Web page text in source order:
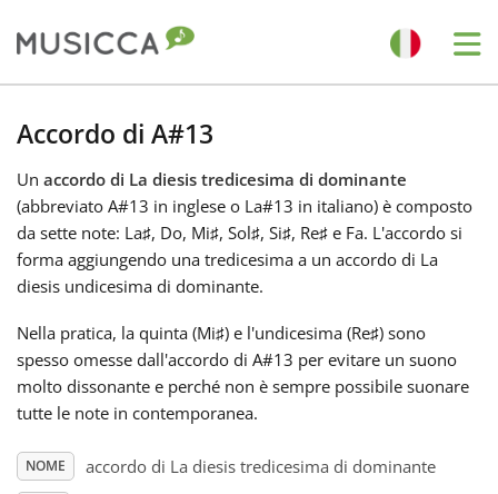
Български
Dansk
Deutsch
Español
Accordo di A#13
Un accordo di La diesis tredicesima di dominante
(abbreviato A#13 in inglese o La#13 in italiano) è composto
da sette note: La♯, Do, Mi♯, Sol♯, Si♯, Re♯ e Fa. L'accordo si
forma aggiungendo una tredicesima a un accordo di La
diesis undicesima di dominante.
Nella pratica, la quinta (Mi♯) e l'undicesima (Re♯) sono
spesso omesse dall'accordo di A#13 per evitare un suono
molto dissonante e perché non è sempre possibile suonare
tutte le note in contemporanea.
NOME accordo di La diesis tredicesima di dominante